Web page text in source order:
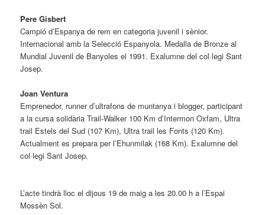
Pere Gisbert
Campió d’Espanya de rem en categoria juvenil i sènior.
Internacional amb la Selecció Espanyola. Medalla de Bronze al
Mundial Juvenil de Banyoles el 1991. Exalumne del col·legi Sant
Josep.
Joan Ventura
Emprenedor, runner d’ultrafons de muntanya i blogger, participant
a la cursa solidària Trail-Walker 100 Km d’Intermon Oxfam, Ultra
trail Estels del Sud (107 Km), Ultra trail les Fonts (120 Km).
Actualment es prepara per l’Ehunmilak (168 Km). Exalumne del
col·legi Sant Josep.
L’acte tindrà lloc el dijous 19 de maig a les 20.00 h a l’Espai
Mossèn Sol.